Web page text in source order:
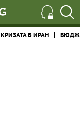
КРИЗАТА В ИРАН